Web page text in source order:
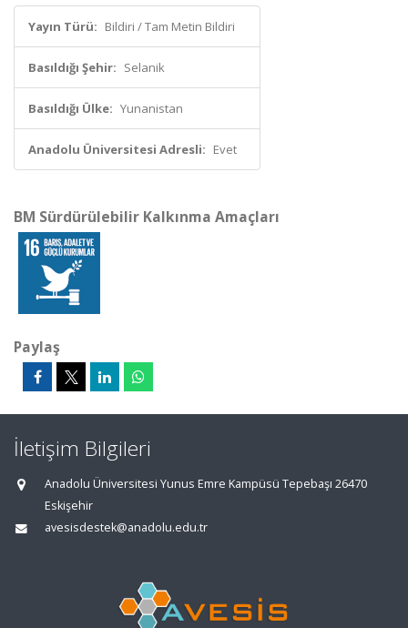
Yayın Türü: Bildiri / Tam Metin Bildiri
Basıldığı Şehir: Selanik
Basıldığı Ülke: Yunanistan
Anadolu Üniversitesi Adresli: Evet
BM Sürdürülebilir Kalkınma Amaçları
Paylaş
İletişim Bilgileri
Anadolu Üniversitesi Yunus Emre Kampüsü Tepebaşı 26470
Eskişehir
avesisdestek@anadolu.edu.tr